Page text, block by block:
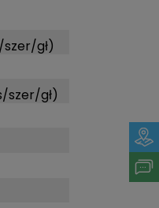
gł)
szer/gł)